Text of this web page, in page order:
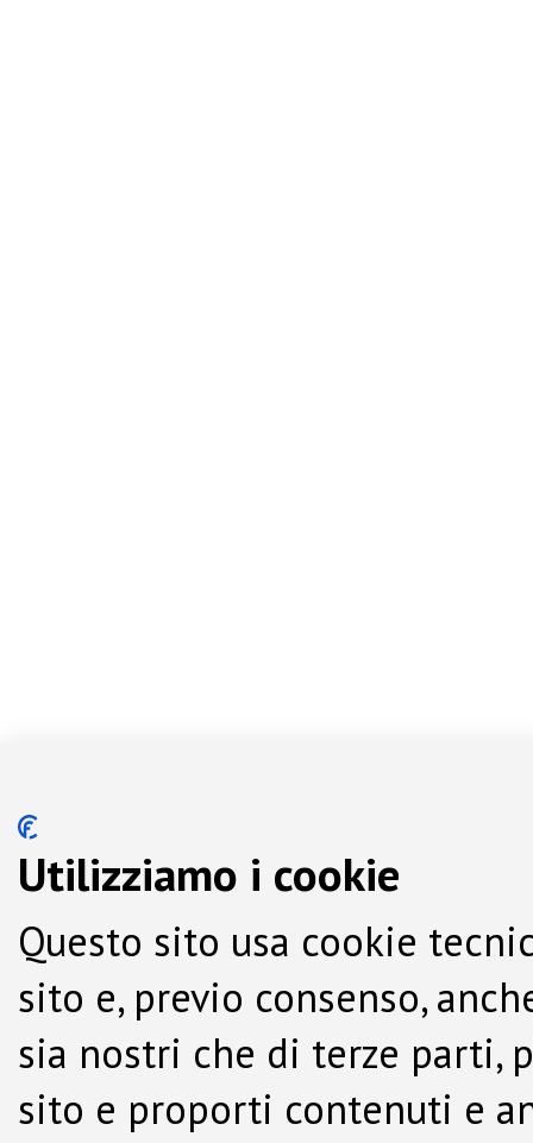
Utilizziamo i cookie
Questo sito usa cookie
sito e, previo consenso,
sia nostri che di terze parti,
sito e proporti contenuti e